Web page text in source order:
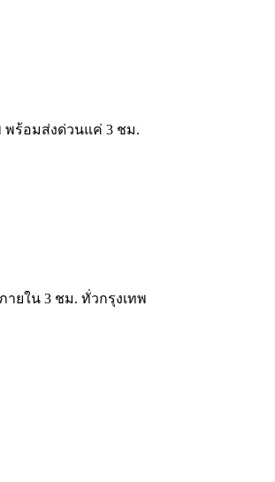
ร้อมส่งด่วนแค่ 3 ชม.
ายใน 3 ชม. ทั่วกรุงเทพ